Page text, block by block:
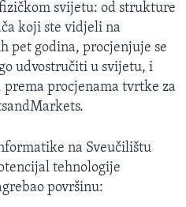
svijetu: od strukture
koji ste vidjeli na
pet godina, procjenjuje se
udvostručiti u svijetu, i
procjenama tvrtke za
na Sveučilištu
tehnologije
površinu: